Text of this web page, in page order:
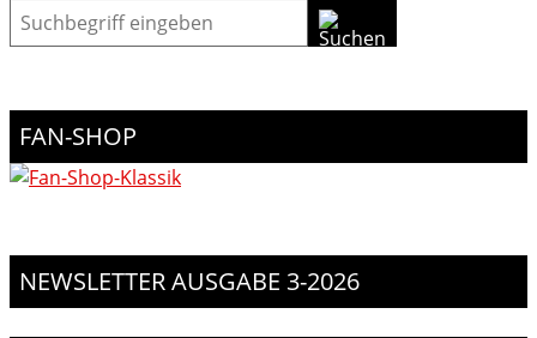
Suche
FAN-SHOP
NEWSLETTER AUSGABE 3-2026